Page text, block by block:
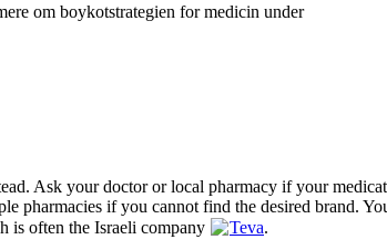
om boykotstrategien for medicin under
Ask your doctor or local pharmacy if your
pharmacies if you cannot find the desired brand.
is often the Israeli company
Teva.